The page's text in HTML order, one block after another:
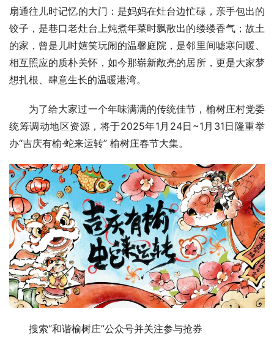
扇通往儿时记忆的大门：是妈妈在灶台边忙碌，亲手包出的
饺子，是巷口老灶台上炖煮年菜时飘散出的缕缕香气；故土
的家，曾是儿时嬉笑玩闹的温馨庭院，是邻里间嘘寒问暖、
相互照应的质朴关怀，如今那崭新敞亮的居所，更是大家梦
想扎根、肆意生长的温暖港湾。
为了给大家过一个年味满满的传统佳节，榆树庄村党委
统筹调动地区资源，将于2025年1月24日~1月31日隆重举
办“吉庆有榆·蛇来运转” 榆树庄春节大集。
搜索“和谐榆树庄”公众号并关注参与抢券